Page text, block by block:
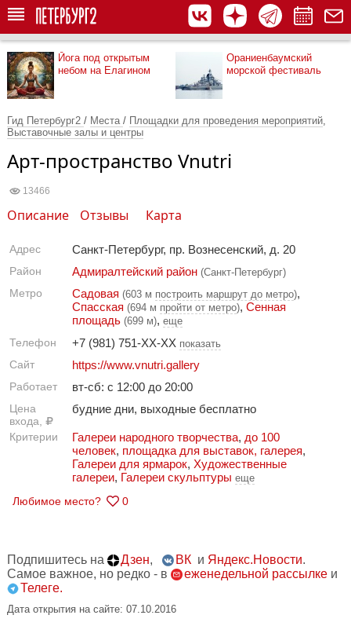
Йога под открытым
небом на Елагином
Ораниенбаумский
морской фестиваль
Гид Петербург2 / Места / Площадки для проведения мероприятий,
Выставочные залы и центры
Арт-пространство Vnutri
13466
Описание Отзывы Карта
Адрес Санкт-Петербург, пр. Вознесенский, д. 20
Район Адмиралтейский район (Санкт-Петербург)
Метро Садовая (603 м построить маршрут до метро),
Спасская (694 м пройти от метро), Сенная
площадь (699 м), еще
Телефон +7 (981) 751-XX-XX показать
Сайт https://www.vnutri.gallery
Работает вт-сб: с 12:00 до 20:00
Цена
входа,
будние дни, выходные бесплатно
Критерии Галереи народного творчества, до 100
человек, площадка для выставок, галерея,
Галереи для ярмарок, Художественные
галереи, Галереи скульптуры еще
Любимое место? 0
Подпишитесь на Дзен, ВК и Яндекс.Новости.
Самое важное, но редко - в
еженедельной рассылке и
Телеге.
Дата открытия на сайте: 07.10.2016